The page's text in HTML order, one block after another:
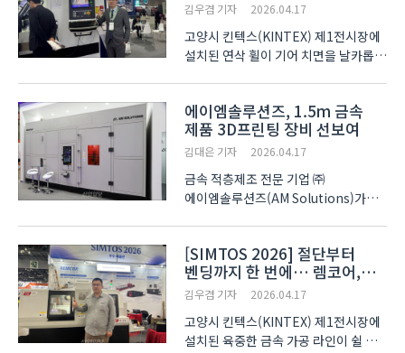
김우겸 기자 2026.04.17
고양시 킨텍스(KINTEX) 제1전시장에
설치된 연삭 휠이 기어 치면을 날카롭게
전문 기업 팅크헤드(THINK HEAD)가
SIMTOS 2026 현장에서 시연한 성형
기어 연삭기 PG..
에이엠솔루션즈, 1.5m 금속
제품 3D프린팅 장비 선보여
김대은 기자 2026.04.17
금속 적층제조 전문 기업 ㈜
에이엠솔루션즈(AM Solutions)가
3D프린터와 적층제조 기술력을
선보였다. 이번 전시회에서 소개한
장비는 최대 가로·세로 1.5m 크기의
금속 제품을 생산할 ..
[SIMTOS 2026] 절단부터
벤딩까지 한 번에… 렘코어,
공정 통합 가공 솔루션 출격
김우겸 기자 2026.04.17
고양시 킨텍스(KINTEX) 제1전시장에
설치된 육중한 금속 가공 라인이 쉴 새